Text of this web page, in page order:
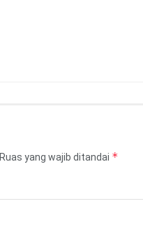
Ruas yang wajib ditandai *